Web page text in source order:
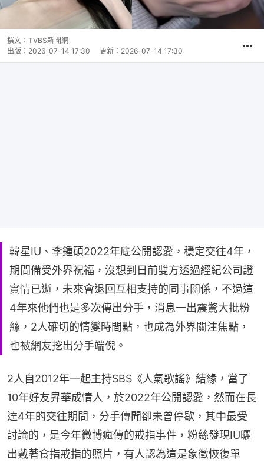
撰文： TVBS新聞網
出版： 2026-07-14 17:30 更新： 2026-07-14 17:30
韓星IU、李鍾碩2022年底公開認愛，穩定交往4年，
期間備受外界祝福，沒想到日前雙方透過經紀公司證
實情已逝，未來會退回互相支持的同事關係，不過這
4年來他們也是多次傳出分手，消息一出震驚大批粉
絲，2人確切的情變時間點，也成為外界關注焦點，
也被網友挖出分手端倪。
2人自2012年一起主持SBS《人氣歌謠》結緣，當了
10年好友昇華成情人，於2022年公開認愛，然而在長
達4年的交往期間，分手傳聞卻未曾停歇，其中最受
討論的，是今年微博瘋傳的戒指事件，粉絲發現IU曬
出戴著食指戒指的照片，有人認為這是象徵恢復單